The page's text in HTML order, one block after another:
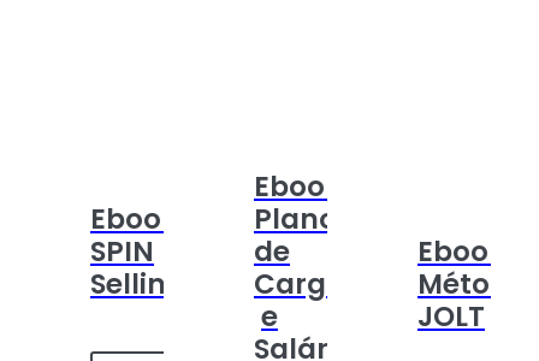
Ebook:
SPIN
Selling
Ebook:
Plano
de
Cargos
e
Salários
Ebook:
Método
JOLT